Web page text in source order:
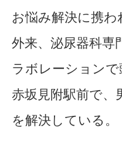
お悩み解決に携
外来、泌尿器科専
ラボレーション
赤坂見附駅前で、
を解決している。